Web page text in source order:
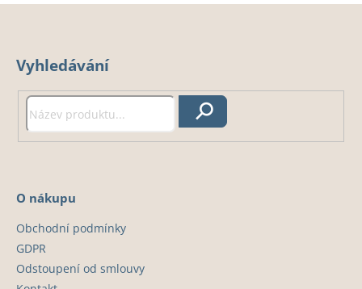
Vyhledávání
Hledat
O nákupu
Obchodní podmínky
GDPR
Odstoupení od smlouvy